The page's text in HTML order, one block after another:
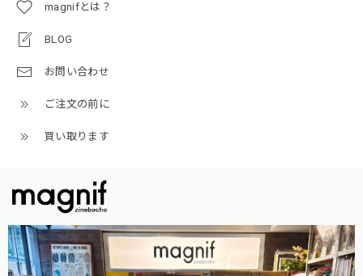
magnifとは？
BLOG
お問い合わせ
ご注文の前に
買い取ります